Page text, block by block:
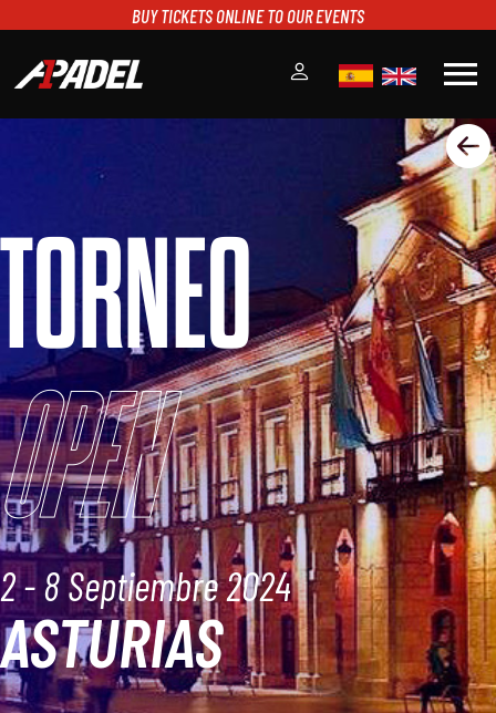
BUY TICKETS ONLINE TO OUR EVENTS
menu
TORNEOS
MULTIMEDIA
SCOREBOARD
STREAMING
TORNEO
Open
2 - 8 Septiembre 2024
ASTURIAS